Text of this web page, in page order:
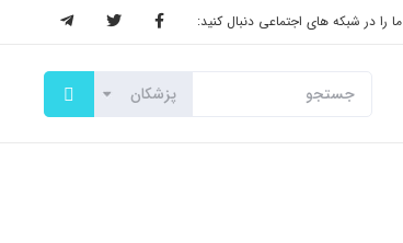
ما را در شبکه های اجتماعی دنبال کنید: